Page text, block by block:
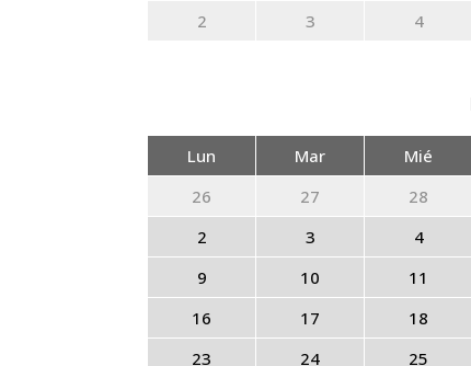
2
3 4
Lun Mar Mié
26
27 28
2
3 4
9
10 11
16
17 18
23
24 25